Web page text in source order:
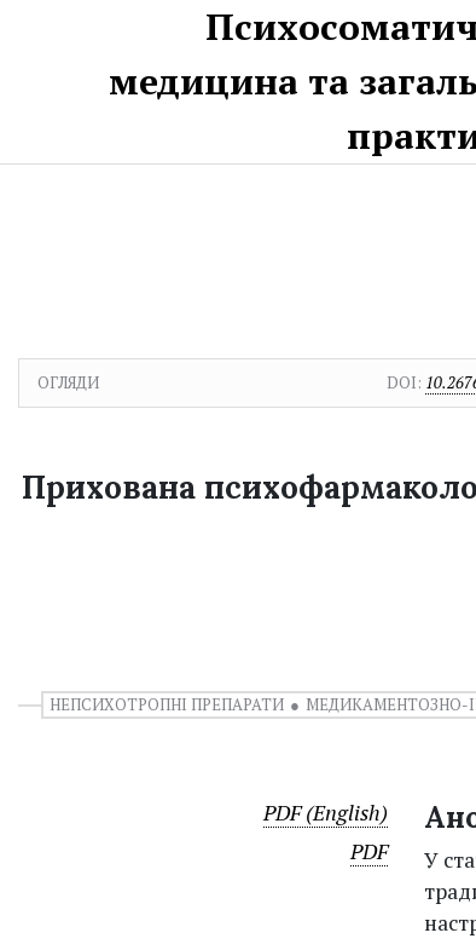
Перейти до головного
Перейти в головне навігаційне меню
Перейти на нижній колонтитул сайту
медицина та
ОГЛЯДИ DOI:
Прихована
НЕПСИХОТРОПНІ ПРЕПАРАТИ МЕДИКАМЕНТОЗНО-
PDF (English)
PDF
У